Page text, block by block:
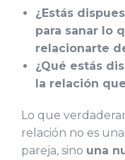
¿Estás
para sanar lo
relacionarte
¿Qué estás
la relación
Lo que
relación no es
pareja, sino una